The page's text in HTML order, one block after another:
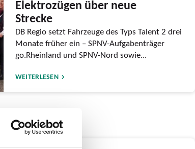
Elektrozügen über neue
Strecke
DB Regio setzt Fahrzeuge des Typs Talent 2 drei
Monate früher ein – SPNV-Aufgabenträger
go.Rheinland und SPNV-Nord sowie...
WEITERLESEN